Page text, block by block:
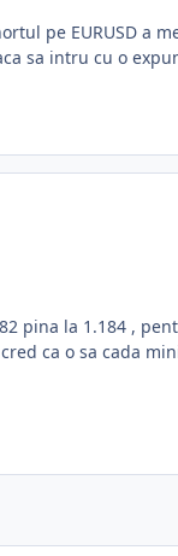
pe EURUSD a
sa intru cu o
pina la 1.184 ,
cred ca o sa cada